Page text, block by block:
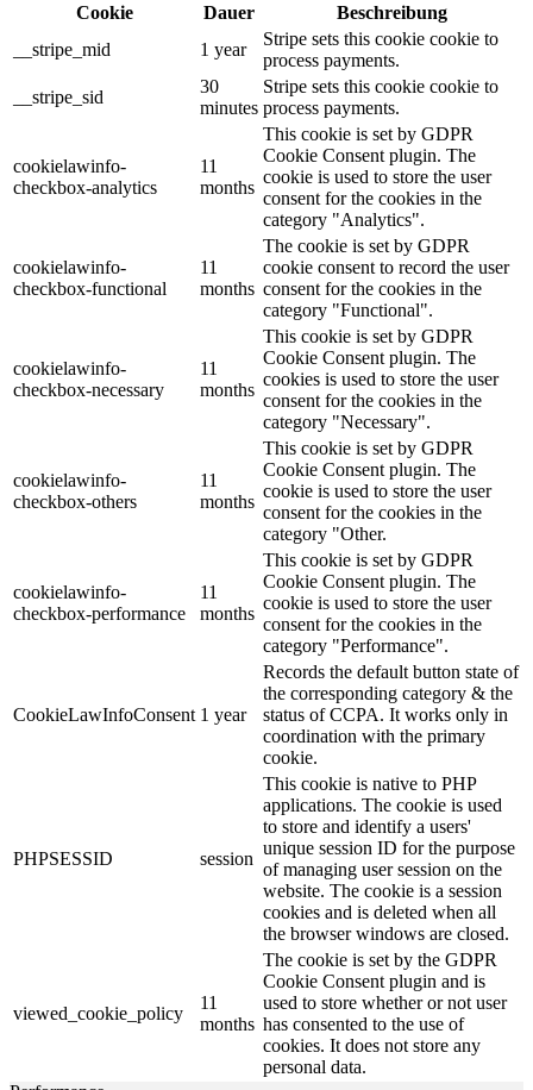
Cookie
Dauer
Beschreibung
__stripe_mid
1 year
Stripe sets this cookie cookie to
process payments.
__stripe_sid
30
minutes
Stripe sets this cookie cookie to
process payments.
cookielawinfo-
checkbox-analytics
11
months
This cookie is set by GDPR
Cookie Consent plugin. The
cookie is used to store the user
consent for the cookies in the
category "Analytics".
cookielawinfo-
checkbox-functional
11
months
The cookie is set by GDPR
cookie consent to record the user
consent for the cookies in the
category "Functional".
cookielawinfo-
checkbox-necessary
11
months
This cookie is set by GDPR
Cookie Consent plugin. The
cookies is used to store the user
consent for the cookies in the
category "Necessary".
cookielawinfo-
checkbox-others
11
months
This cookie is set by GDPR
Cookie Consent plugin. The
cookie is used to store the user
consent for the cookies in the
category "Other.
cookielawinfo-
checkbox-performance
11
months
This cookie is set by GDPR
Cookie Consent plugin. The
cookie is used to store the user
consent for the cookies in the
category "Performance".
CookieLawInfoConsent 1 year
Records the default button state of
the corresponding category & the
status of CCPA. It works only in
coordination with the primary
cookie.
PHPSESSID session
This cookie is native to PHP
applications. The cookie is used
to store and identify a users'
unique session ID for the purpose
of managing user session on the
website. The cookie is a session
cookies and is deleted when all
the browser windows are closed.
viewed_cookie_policy
11
months
The cookie is set by the GDPR
Cookie Consent plugin and is
used to store whether or not user
has consented to the use of
cookies. It does not store any
personal data.